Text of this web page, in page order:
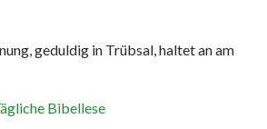
geduldig in Trübsal, haltet an am
Bibellese